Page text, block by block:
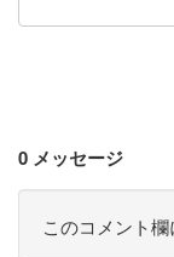
0 メッセージ
このコメント欄